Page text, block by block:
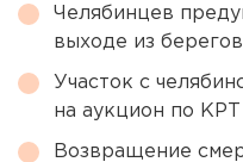
Челябинцев
выходе из
Участок с
на аукцион по
Возвращение